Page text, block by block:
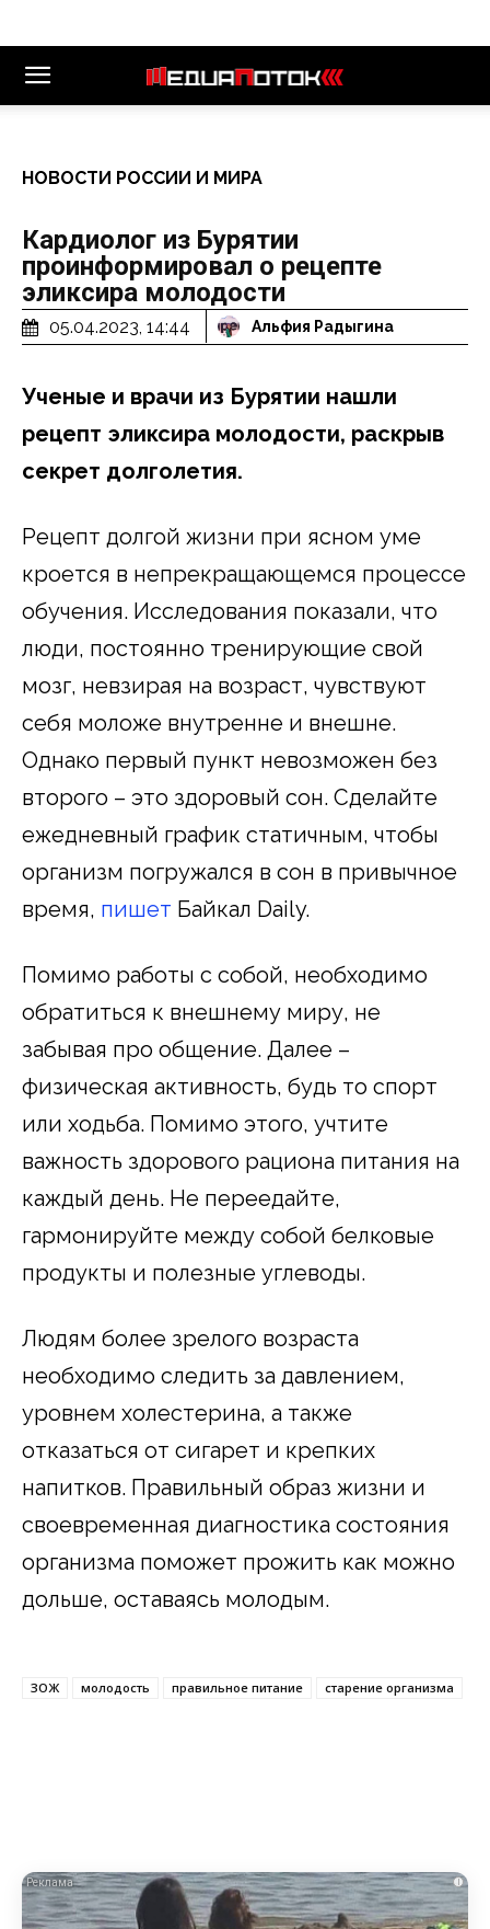
НОВОСТИ РОССИИ И МИРА
Кардиолог из Бурятии
проинформировал о рецепте
эликсира молодости
05.04.2023, 14:44 Альфия Радыгина
Ученые и врачи из Бурятии нашли
рецепт эликсира молодости, раскрыв
секрет долголетия.
Рецепт долгой жизни при ясном уме
кроется в непрекращающемся процессе
обучения. Исследования показали, что
люди, постоянно тренирующие свой
мозг, невзирая на возраст, чувствуют
себя моложе внутренне и внешне.
Однако первый пункт невозможен без
второго – это здоровый сон. Сделайте
ежедневный график статичным, чтобы
организм погружался в сон в привычное
время, пишет Байкал Daily.
Помимо работы с собой, необходимо
обратиться к внешнему миру, не
забывая про общение. Далее –
физическая активность, будь то спорт
или ходьба. Помимо этого, учтите
важность здорового рациона питания на
каждый день. Не переедайте,
гармонируйте между собой белковые
продукты и полезные углеводы.
Людям более зрелого возраста
необходимо следить за давлением,
уровнем холестерина, а также
отказаться от сигарет и крепких
напитков. Правильный образ жизни и
своевременная диагностика состояния
организма поможет прожить как можно
дольше, оставаясь молодым.
ЗОЖ молодость правильное питание старение организма
i